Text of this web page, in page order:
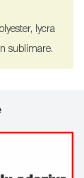
lycra
sublimare.